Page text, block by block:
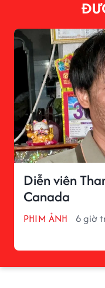
Diễn viên
Canada
PHIM ẢNH 6 giờ